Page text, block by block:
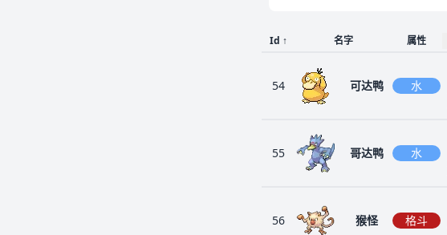
Id ↑ 名字 属性
54 可达鸭 水
55 哥达鸭 水
56 猴怪 格斗